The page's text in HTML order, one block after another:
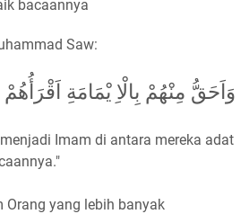
bacaannya
Saw:
وَاَحَقُّ مِنْهُمْ بِالْاِ يْمَامَةِ اَقْرَأُهُمْ
Imam di antara mereka adat
Orang yang lebih banyak